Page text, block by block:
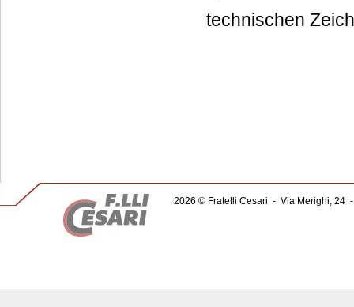
technischen
2026 © Fratelli Cesari - Via Merighi, 24 -